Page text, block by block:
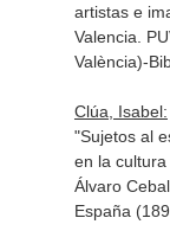
artistas e
Valencia.
València)-
Clúa, Isabel:
"Sujetos al
en la
Álvaro
España